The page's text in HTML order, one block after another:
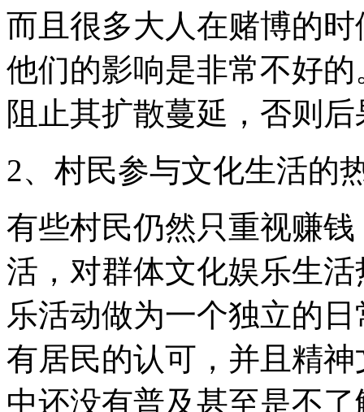
而且很多大人在赌博的
他们的影响是非常不好
阻止其扩散蔓延，否则
2、村民参与文化生活的
有些村民仍然只重视赚
活，对群体文化娱乐生
乐活动做为一个独立的
有居民的认可，并且精
中还没有普及甚至是不